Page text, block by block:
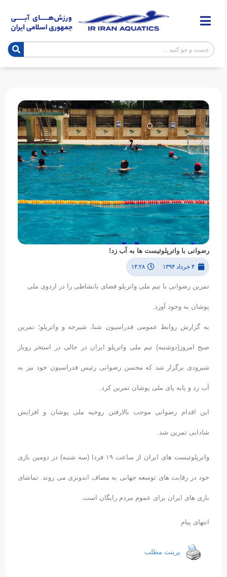
رضوانی با واترپلوئیست ها به آب زد!
۴ خرداد ۱۳۹۴ ۱۴:۲۸
تمرین رضوانی با تیم ملی واترپلو فضای بانشاطی را در اردوی ملی
پوشان به وجود آورد.
به گزارش روابط عمومی فدراسیون شنا، شیرجه و واترپلو؛ تمرین
صبح امروز(دوشنبه) تیم ملی واترپلو ایران در حالی در استخر روباز
شیرودی برگزار شد که محسن رضوانی رئیس فدراسیون خود نیز به
آب زد و پابه پای ملی پوشان تمرین کرد.
این اقدام رضوانی موجب بالارفتن روحیه ملی پوشان و افزایش
شادابی تمرین شد.
واترپلوئیست های ایران از ساعت ۱۹ فردا (سه شنبه) در دومین بازی
خود در رقابت های توسعه جهانی به مصاف اندونزی می روند. تماشای
بازی های ایران برای عموم مردم رایگان است.
انتهای پیام
پرینت مطلب